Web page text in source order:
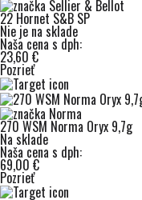
22 Hornet S&B SP
Nie je na sklade
Naša cena s dph:
23,60 €
Pozrieť
270 WSM Norma Oryx 9,7g
Na sklade
Naša cena s dph:
69,00 €
Pozrieť